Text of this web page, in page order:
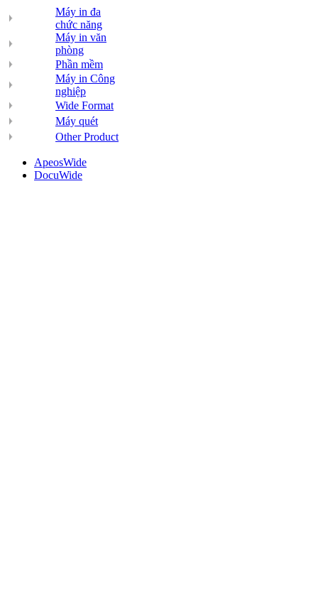
Máy in đa
chức năng
Máy in văn
phòng
Phần mềm
Máy in Công
nghiệp
Wide Format
Máy quét
Other Product
ApeosWide
DocuWide